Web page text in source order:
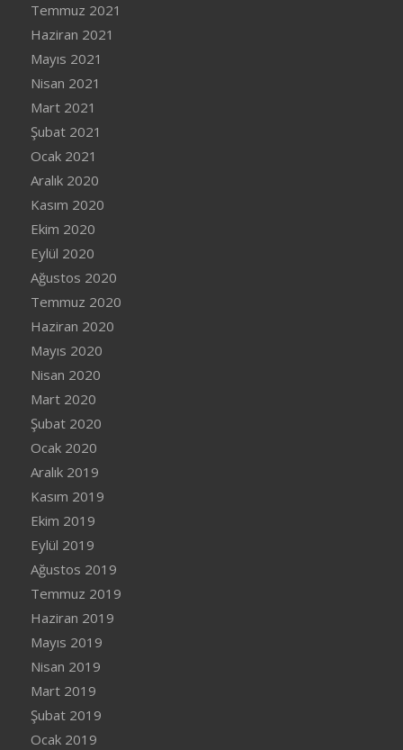
Temmuz 2021
Haziran 2021
Mayıs 2021
Nisan 2021
Mart 2021
Şubat 2021
Ocak 2021
Aralık 2020
Kasım 2020
Ekim 2020
Eylül 2020
Ağustos 2020
Temmuz 2020
Haziran 2020
Mayıs 2020
Nisan 2020
Mart 2020
Şubat 2020
Ocak 2020
Aralık 2019
Kasım 2019
Ekim 2019
Eylül 2019
Ağustos 2019
Temmuz 2019
Haziran 2019
Mayıs 2019
Nisan 2019
Mart 2019
Şubat 2019
Ocak 2019